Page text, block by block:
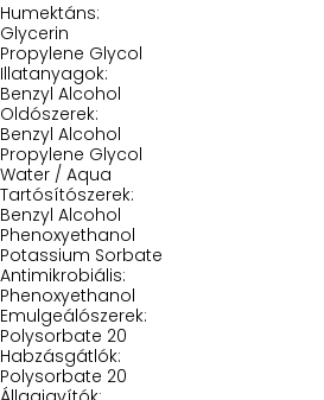
Humektáns:
Glycerin
Propylene Glycol
Illatanyagok:
Benzyl Alcohol
Oldószerek:
Benzyl Alcohol
Propylene Glycol
Water / Aqua
Tartósítószerek:
Benzyl Alcohol
Phenoxyethanol
Potassium Sorbate
Antimikrobiális:
Phenoxyethanol
Emulgeálószerek:
Polysorbate 20
Habzásgátlók:
Polysorbate 20